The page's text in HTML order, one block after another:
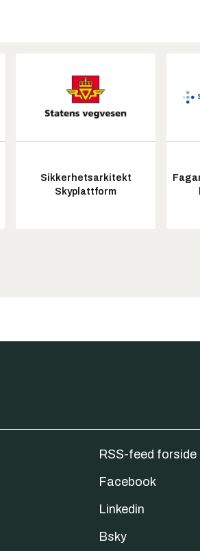
Sikkerhetsarkitekt
Skyplattform
RSS-feed forside
Facebook
Linkedin
Bsky